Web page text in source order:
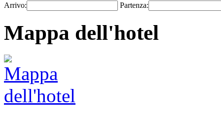
Arrivo: Partenza:
Mappa dell'hotel